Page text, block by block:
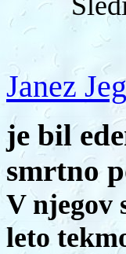
Janez
je bil
smrtno
V njegov
leto